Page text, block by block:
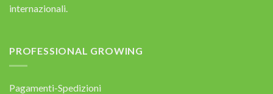
internazionali.
PROFESSIONAL GROWING
Pagamenti-Spedizioni